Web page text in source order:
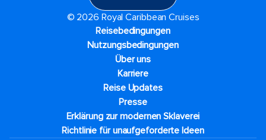
© 2026 Royal Caribbean Cruises
Reisebedingungen
Nutzungsbedingungen
Über uns
Karriere​
Reise Updates​
Presse
Erklärung zur modernen Sklaverei
Richtlinie für unaufgeforderte Ideen